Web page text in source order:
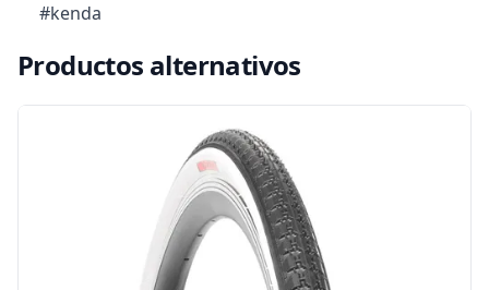
#kenda
Productos alternativos